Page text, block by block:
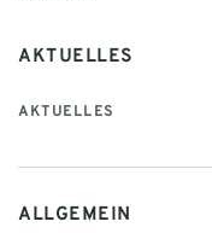
AKTUELLES
AKTUELLES
ALLGEMEIN